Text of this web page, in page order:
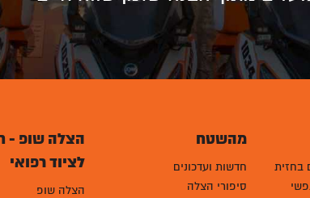
בחזית
מהשטח
חדשות ועדכונים
סיפורי הצלה
הצלה שופ -
לציוד רפואי
הצלה שופ